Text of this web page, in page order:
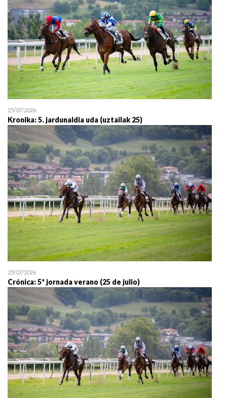
25/07/2026
Kronika: 5. jardunaldia uda (uztailak 25)
25/07/2026
Crónica: 5ª jornada verano (25 de julio)